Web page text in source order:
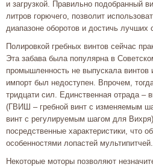
и загрузкой. Правильно подобранный
литров горючего, позволит
диапазоне оборотов и достичь лучших
Полировкой гребных винтов сейчас
Эта забава была популярна в
промышленность не выпускала
импорт был недоступен. Впрочем,
тридцати сил. Единственная отрада –
(ГВИШ – гребной винт с изменяемым
винт с регулируемым шагом для
посредственные характеристики, что
особенностями лопастей мультипитчей.
Некоторые моторы позволяют